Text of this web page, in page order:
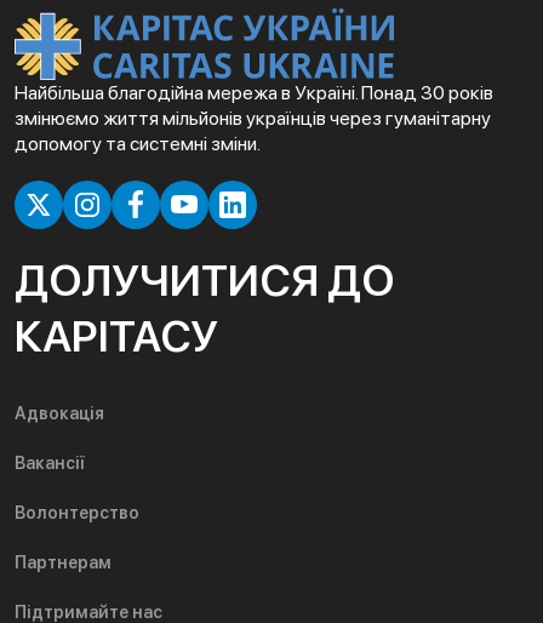
Найбільша благодійна мережа в Україні. Понад 30 років
змінюємо життя мільйонів українців через гуманітарну
допомогу та системні зміни.
ДОЛУЧИТИСЯ ДО
КАРІТАСУ
Адвокація
Вакансії
Волонтерство
Партнерам
Підтримайте нас